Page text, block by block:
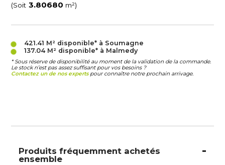
(Soit m²)
421.41 M²disponible* à Soumagne
137.04 M²disponible* à Malmedy
* Sous réserve de disponibilité au moment de la validation de la commande.
Le stock n’est pas assez suffisant pour vos besoins ?
Contactez un de nos expertspour connaître notre prochain arrivage.
Produits fréquemment achetés
ensemble